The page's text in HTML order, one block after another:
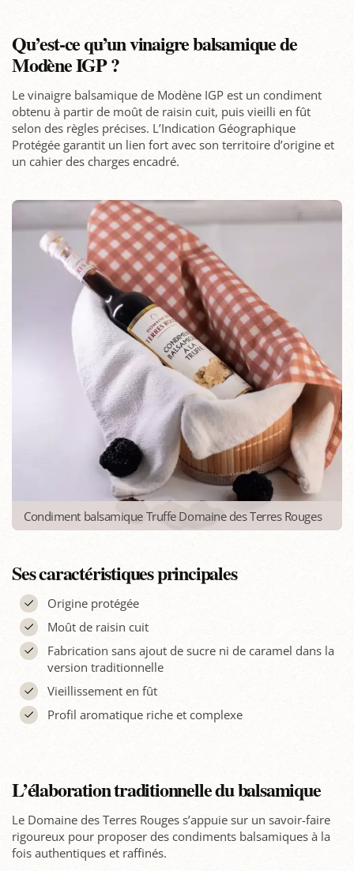
Qu’est-ce qu’un vinaigre balsamique de
Modène IGP ?
Le vinaigre balsamique de Modène IGP est un condiment
obtenu à partir de moût de raisin cuit, puis vieilli en fût
selon des règles précises. L’Indication Géographique
Protégée garantit un lien fort avec son territoire d’origine et
un cahier des charges encadré.
Condiment balsamique Truffe Domaine des Terres Rouges
Ses caractéristiques principales
Origine protégée
Moût de raisin cuit
Fabrication sans ajout de sucre ni de caramel dans la
version traditionnelle
Vieillissement en fût
Profil aromatique riche et complexe
L’élaboration traditionnelle du balsamique
Le Domaine des Terres Rouges s’appuie sur un savoir-faire
rigoureux pour proposer des condiments balsamiques à la
fois authentiques et raffinés.